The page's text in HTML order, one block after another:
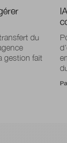
du
gestion fait